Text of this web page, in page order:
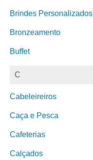
Brindes Personalizados
Bronzeamento
Buffet
C
Cabeleireiros
Caça e Pesca
Cafeterias
Calçados